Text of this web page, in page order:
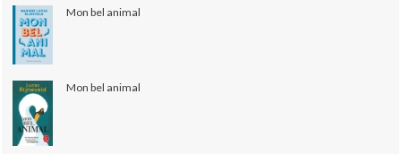
Mon bel animal
Mon bel animal